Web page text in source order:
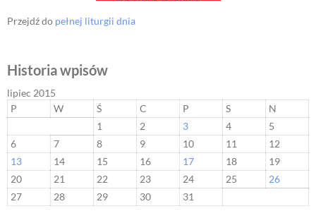
Przejdź do pełnej liturgii dnia
Historia wpisów
lipiec 2015
P
W Ś C P S
N
1
2 3 4
5
6
7 8 9 10 11
12
13
14 15 16 17 18
19
20
21 22 23 24 25
26
27
28 29 30 31